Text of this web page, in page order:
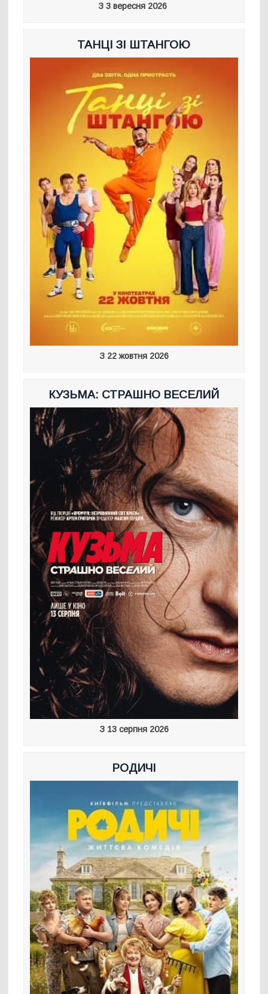
З 3 вересня 2026
ТАНЦІ ЗІ ШТАНГОЮ
З 22 жовтня 2026
КУЗЬМА: СТРАШНО ВЕСЕЛИЙ
З 13 серпня 2026
РОДИЧІ